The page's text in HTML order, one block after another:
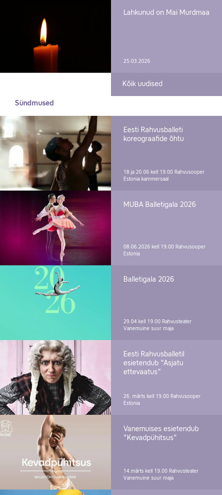
Lahkunud on Mai Murdmaa
25.03.2026
Kõik uudised
Sündmused
Eesti Rahvusballeti
koreograafide õhtu
18 ja 20.06 kell 19.00 Rahvusooper
Estonia kammersaal
MUBA Balletigala 2026
08.06.2026 kell 19.00 Rahvusooper
Estonia
Balletigala 2026
29.04 kell 19.00 Rahvusteater
Vanemuine suur maja
Eesti Rahvusballetil
esietendub "Asjatu
ettevaatus"
26. märts kell 19.00 Rahvusooper
Estonia
Vanemuises esietendub
"Kevadpühitsus"
14.märts kell 19.00 Rahvusteater
Vanemuine suur maja